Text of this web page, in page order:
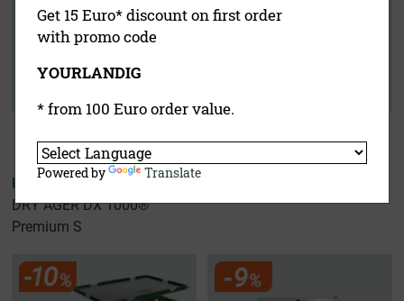
Hunters Kit
DRY AGER DX 1000®
Premium S
Get 15 Euro* discount on first order
with promo code
YOURLANDIG
* from 100 Euro order value.
Powered by Translate